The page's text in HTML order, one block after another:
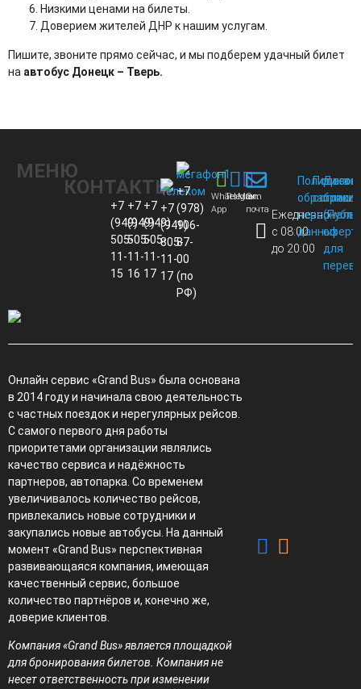
Низкими ценами на билеты.
Доверием жителей ДНР к нашим услугам.
Пишите, звоните прямо сейчас, и мы подберем удачный билет
на автобус Донецк – Тверь.
МЕНЮ
КОНТАКТЫ
+7
(949)
505-
11-
15
+7
(949)
505-
11-
16
+7
(949)
505-
11-
17
+7
(949)
805-
11-
17
+7
(978)
106-
87-
00
(по
РФ)
Whats
App
Telegram
MaxЭл.
почта Ежедневно
с 08:00
до 20:00
Политика
обработки
данных
для
Онлайн сервис «Grand Bus» была основана
в 2014 году и начинала свою деятельность
с частных поездок и нерегулярных рейсов.
С самого первого дня работы
приоритетами организации являлись
качество сервиса и надёжность
партнеров, автопарка. Со временем
увеличивалось количество рейсов,
привлекались новые сотрудники и
закупались новые автобусы. На данный
момент «Grand Bus» перспективная
развивающаяся компания, имеющая
качественный сервис, большое
количество партнёров и, конечно же,
доверие клиентов.
Компания «Grand Bus» является площадкой
для бронирования билетов. Компания не
несет ответственность при изменении